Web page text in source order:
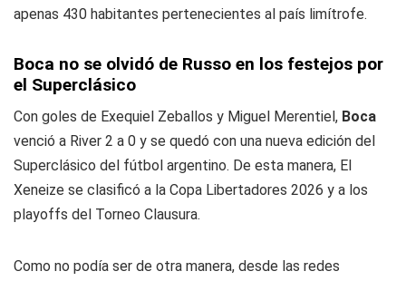
apenas 430 habitantes pertenecientes al país limítrofe.
Boca no se olvidó de Russo en los festejos por
el Superclásico
Con goles de Exequiel Zeballos y Miguel Merentiel, Boca
venció a River 2 a 0 y se quedó con una nueva edición del
Superclásico del fútbol argentino. De esta manera, El
Xeneize se clasificó a la Copa Libertadores 2026 y a los
playoffs del Torneo Clausura.
Como no podía ser de otra manera, desde las redes